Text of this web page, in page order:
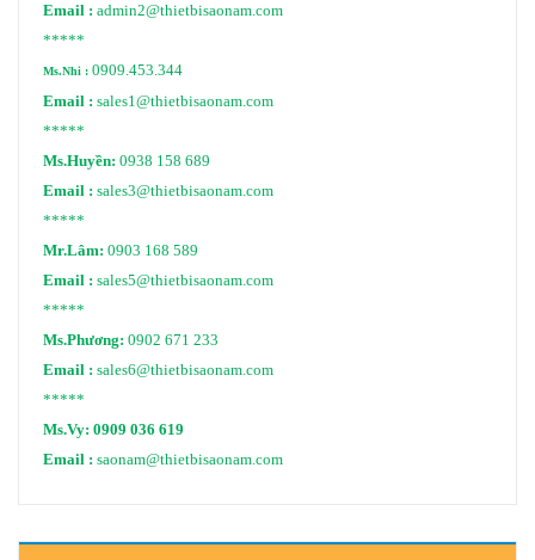
Email : admin2@thietbisaonam.com
*****
Ms.Nhi : 0909.453.344
Email : sales1@thietbisaonam.com
*****
Ms.Huyền: 0938 158 689
Email : sales3@thietbisaonam.com
*****
Mr.Lâm: 0903 168 589
Email : sales5@thietbisaonam.com
*****
Ms.Phương: 0902 671 233
Email : sales6@thietbisaonam.com
*****
Ms.Vy: 0909 036 619
Email : saonam@thietbisaonam.com